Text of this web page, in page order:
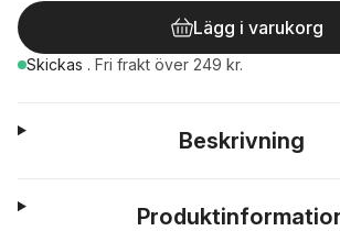
Lägg i varukorg
Skickas . Fri frakt över 249 kr.
Beskrivning